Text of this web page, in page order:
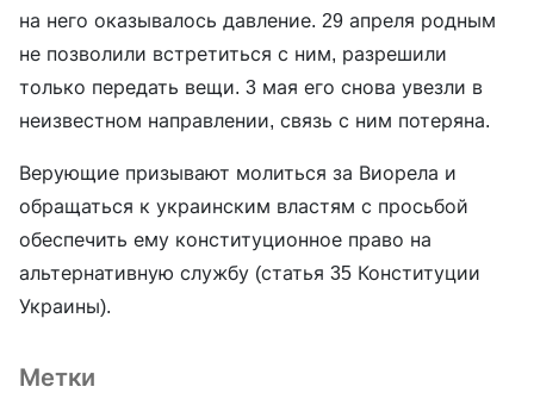
на него оказывалось давление. 29 апреля родным
не позволили встретиться с ним, разрешили
только передать вещи. 3 мая его снова увезли в
неизвестном направлении, связь с ним потеряна.
Верующие призывают молиться за Виорела и
обращаться к украинским властям с просьбой
обеспечить ему конституционное право на
альтернативную службу (статья 35 Конституции
Украины).
Метки